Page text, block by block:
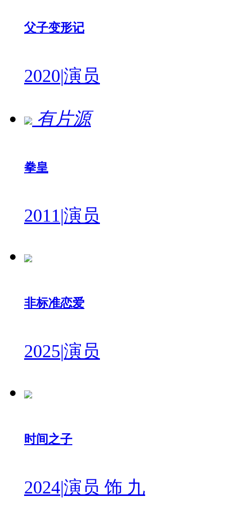
父子变形记
2020|演员
有片源
拳皇
2011|演员
非标准恋爱
2025|演员
时间之子
2024|演员 饰 九